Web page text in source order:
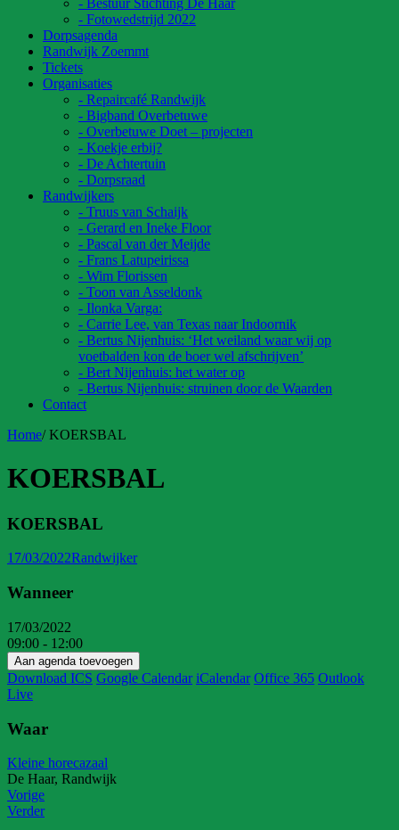
- Fotowedstrijd 2022
Dorpsagenda
Randwijk Zoemmt
Tickets
Organisaties
- Repaircafé Randwijk
- Bigband Overbetuwe
- Overbetuwe Doet – projecten
- Koekje erbij?
- De Achtertuin
- Dorpsraad
Randwijkers
- Truus van Schaijk
- Gerard en Ineke Floor
- Pascal van der Meijde
- Frans Latupeirissa
- Wim Florissen
- Toon van Asseldonk
- Ilonka Varga:
- Carrie Lee, van Texas naar Indoornik
- Bertus Nijenhuis: ‘Het weiland waar wij op
voetbalden kon de boer wel afschrijven’
- Bert Nijenhuis: het water op
- Bertus Nijenhuis: struinen door de Waarden
Contact
Home/KOERSBAL
KOERSBAL
KOERSBAL
17/03/2022Randwijker
Wanneer
17/03/2022
09:00 - 12:00
Aan agenda toevoegen
Download ICS Google Calendar iCalendar Office 365 Outlook
Live
Waar
Kleine horecazaal
De Haar, Randwijk
Vorige
Verder